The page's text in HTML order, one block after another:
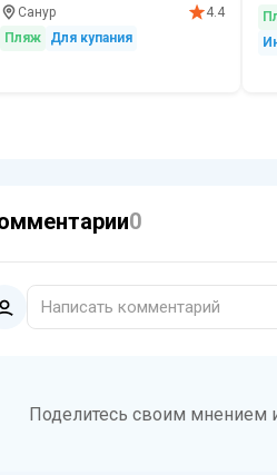
Санур
4.4
Пляж
Для купания
0
Написать комментарий
Поделитесь своим мнением